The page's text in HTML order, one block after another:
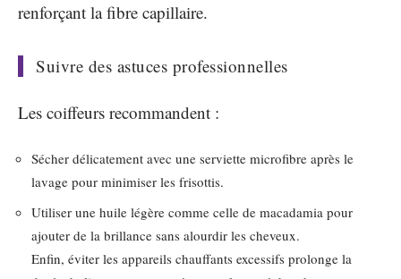
renforçant la fibre capillaire.
Suivre des astuces professionnelles
Les coiffeurs recommandent :
Sécher délicatement avec une serviette microfibre après le
lavage pour minimiser les frisottis.
Utiliser une huile légère comme celle de macadamia pour
ajouter de la brillance sans alourdir les cheveux.
Enfin, éviter les appareils chauffants excessifs prolonge la